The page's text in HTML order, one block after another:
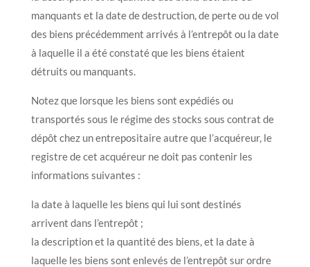
manquants et la date de destruction, de perte ou de vol
des biens précédemment arrivés à l’entrepôt ou la date
à laquelle il a été constaté que les biens étaient
détruits ou manquants.
Notez que lorsque les biens sont expédiés ou
transportés sous le régime des stocks sous contrat de
dépôt chez un entrepositaire autre que l’acquéreur, le
registre de cet acquéreur ne doit pas contenir les
informations suivantes :
la date à laquelle les biens qui lui sont destinés
arrivent dans l’entrepôt ;
la description et la quantité des biens, et la date à
laquelle les biens sont enlevés de l’entrepôt sur ordre